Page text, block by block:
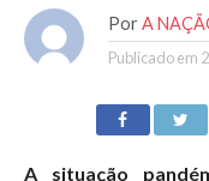
Por A
Publicado em
A situação